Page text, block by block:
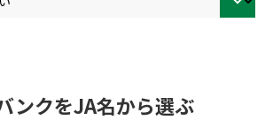
ンクをJA名から選ぶ